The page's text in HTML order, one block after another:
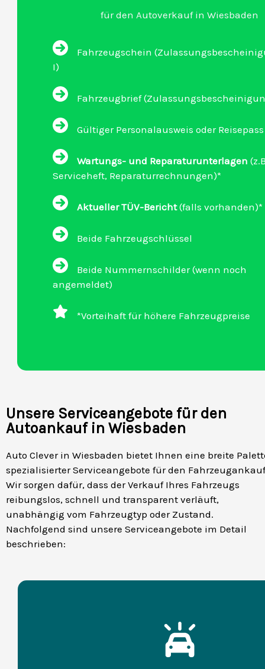
für den Autoverkauf in Wiesbaden
Fahrzeugschein
I)
Fahrzeugbrief
Gültiger Personalausweis oder Reisepass
Wartungs- und Reparaturunterlagen
Serviceheft, Reparaturrechnungen)*
Aktueller TÜV-Bericht(falls vorhanden)*
Beide Fahrzeugschlüssel
Beide Nummernschilder (wenn noch
angemeldet)
*Vorteihaft für höhere Fahrzeugpreise
Unsere Serviceangebote für den
Autoankauf in Wiesbaden
Auto Clever in Wiesbaden bietet Ihnen eine breite
spezialisierter Serviceangebote für den
Wir sorgen dafür, dass der Verkauf Ihres Fahrzeugs
reibungslos, schnell und transparent verläuft,
unabhängig vom Fahrzeugtyp oder Zustand.
Nachfolgend sind unsere Serviceangebote im Detail
beschrieben: